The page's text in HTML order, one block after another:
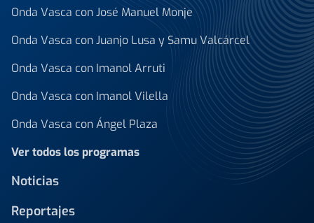
Onda Vasca con José Manuel Monje
Onda Vasca con Juanjo Lusa y Samu Valcárcel
Onda Vasca con Imanol Arruti
Onda Vasca con Imanol Vilella
Onda Vasca con Ángel Plaza
Ver todos los programas
Noticias
Reportajes